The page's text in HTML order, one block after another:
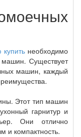
необходимо
машин. Существует
машин, каждый
Этот тип машин
гарнитур и
Они отлично
и компактность.